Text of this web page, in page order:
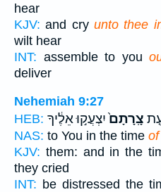
hear
KJV: and cry unto thee
wilt hear
INT: assemble to you
deliver
Nehemiah 9:27
HEB:
צָֽרָתָם֙יִצְעֲק֣וּ אֵלֶ֔יךָ
NAS: to You in the time
KJV: them: and in the
they cried
INT: be distressed the